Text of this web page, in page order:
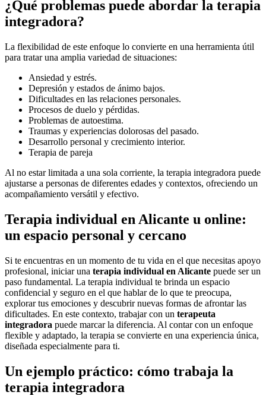
¿Qué problemas puede abordar la terapia
integradora?
La flexibilidad de este enfoque lo convierte en una herramienta útil
para tratar una amplia variedad de situaciones:
Ansiedad y estrés.
Depresión y estados de ánimo bajos.
Dificultades en las relaciones personales.
Procesos de duelo y pérdidas.
Problemas de autoestima.
Traumas y experiencias dolorosas del pasado.
Desarrollo personal y crecimiento interior.
Terapia de pareja
Al no estar limitada a una sola corriente, la terapia integradora puede
ajustarse a personas de diferentes edades y contextos, ofreciendo un
acompañamiento versátil y efectivo.
Terapia individual en Alicante u online:
un espacio personal y cercano
Si te encuentras en un momento de tu vida en el que necesitas apoyo
profesional, iniciar una terapia individual en Alicante puede ser un
paso fundamental. La terapia individual te brinda un espacio
confidencial y seguro en el que hablar de lo que te preocupa,
explorar tus emociones y descubrir nuevas formas de afrontar las
dificultades. En este contexto, trabajar con un terapeuta
integradora puede marcar la diferencia. Al contar con un enfoque
flexible y adaptado, la terapia se convierte en una experiencia única,
diseñada especialmente para ti.
Un ejemplo práctico: cómo trabaja la
terapia integradora